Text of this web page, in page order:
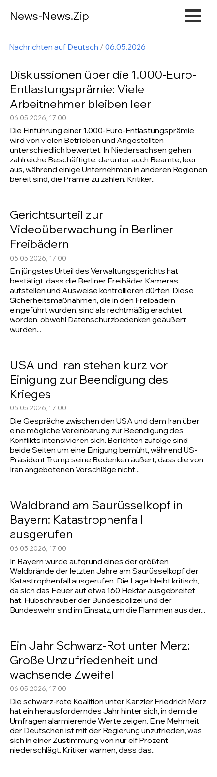
News-News.Zip
Nachrichten auf Deutsch / 06.05.2026
Diskussionen über die 1.000-Euro-
Entlastungsprämie: Viele
Arbeitnehmer bleiben leer
06.05.2026, 17:00
Die Einführung einer 1.000-Euro-Entlastungsprämie
wird von vielen Betrieben und Angestellten
unterschiedlich bewertet. In Niedersachsen gehen
zahlreiche Beschäftigte, darunter auch Beamte, leer
aus, während einige Unternehmen in anderen Regionen
bereit sind, die Prämie zu zahlen. Kritiker...
Gerichtsurteil zur
Videoüberwachung in Berliner
Freibädern
06.05.2026, 17:00
Ein jüngstes Urteil des Verwaltungsgerichts hat
bestätigt, dass die Berliner Freibäder Kameras
aufstellen und Ausweise kontrollieren dürfen. Diese
Sicherheitsmaßnahmen, die in den Freibädern
eingeführt wurden, sind als rechtmäßig erachtet
worden, obwohl Datenschutzbedenken geäußert
wurden...
USA und Iran stehen kurz vor
Einigung zur Beendigung des
Krieges
06.05.2026, 17:00
Die Gespräche zwischen den USA und dem Iran über
eine mögliche Vereinbarung zur Beendigung des
Konflikts intensivieren sich. Berichten zufolge sind
beide Seiten um eine Einigung bemüht, während US-
Präsident Trump seine Bedenken äußert, dass die von
Iran angebotenen Vorschläge nicht...
Waldbrand am Saurüsselkopf in
Bayern: Katastrophenfall
ausgerufen
06.05.2026, 17:00
In Bayern wurde aufgrund eines der größten
Waldbrände der letzten Jahre am Saurüsselkopf der
Katastrophenfall ausgerufen. Die Lage bleibt kritisch,
da sich das Feuer auf etwa 160 Hektar ausgebreitet
hat. Hubschrauber der Bundespolizei und der
Bundeswehr sind im Einsatz, um die Flammen aus der...
Ein Jahr Schwarz-Rot unter Merz:
Große Unzufriedenheit und
wachsende Zweifel
06.05.2026, 17:00
Die schwarz-rote Koalition unter Kanzler Friedrich Merz
hat ein herausforderndes Jahr hinter sich, in dem die
Umfragen alarmierende Werte zeigen. Eine Mehrheit
der Deutschen ist mit der Regierung unzufrieden, was
sich in einer Zustimmung von nur elf Prozent
niederschlägt. Kritiker warnen, dass das...